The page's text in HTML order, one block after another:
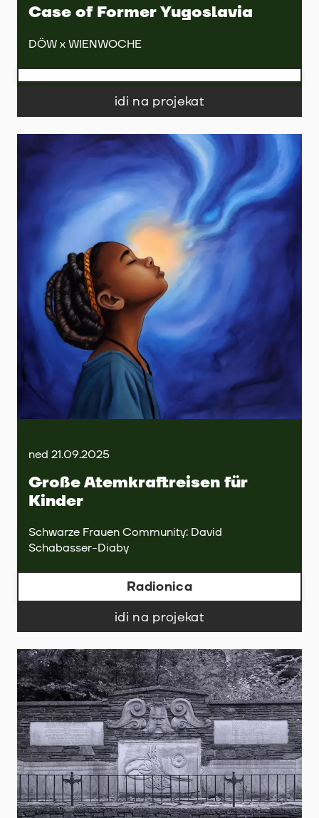
Case of Former Yugoslavia
DÖW x WIENWOCHE
idi na projekat
ned 21.09.2025
Große Atemkraftreisen für
Kinder
Schwarze Frauen Community: David
Schabasser-Diaby
Radionica
idi na projekat